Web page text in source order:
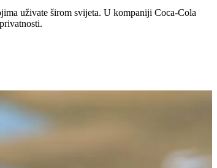
uživate širom svijeta. U kompaniji Coca‑Cola